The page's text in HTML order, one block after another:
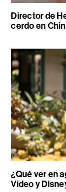
Director de
cerdo en
¿Qué ver en
Video y